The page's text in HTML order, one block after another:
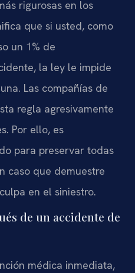
rigurosas en los
que si usted, como
un 1% de
la ley le impide
Las compañías de
regla agresivamente
Por ello, es
para preservar todas
caso que demuestre
en el siniestro.
de un accidente de
médica inmediata,